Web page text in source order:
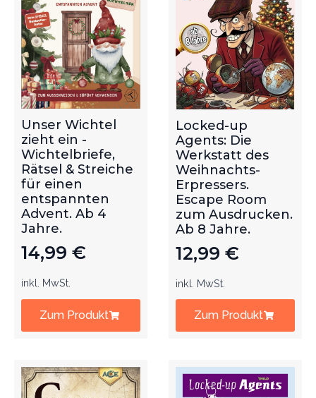
Unser Wichtel
zieht ein -
Wichtelbriefe,
Rätsel & Streiche
für einen
entspannten
Advent. Ab 4
Jahre.
14,99 €
inkl. MwSt.
Zum Produkt
Locked-up
Agents: Die
Werkstatt des
Weihnachts-
Erpressers.
Escape Room
zum Ausdrucken.
Ab 8 Jahre.
12,99 €
inkl. MwSt.
Zum Produkt